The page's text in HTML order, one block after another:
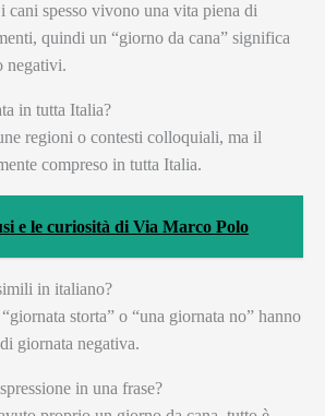
cani spesso vivono una vita piena di
quindi un “giorno da cana” significa
negativi.
in tutta Italia?
regioni o contesti colloquiali, ma il
compreso in tutta Italia.
e le curiosità di Via Marco Polo
in italiano?
storta” o “una giornata no” hanno
giornata negativa.
in una frase?